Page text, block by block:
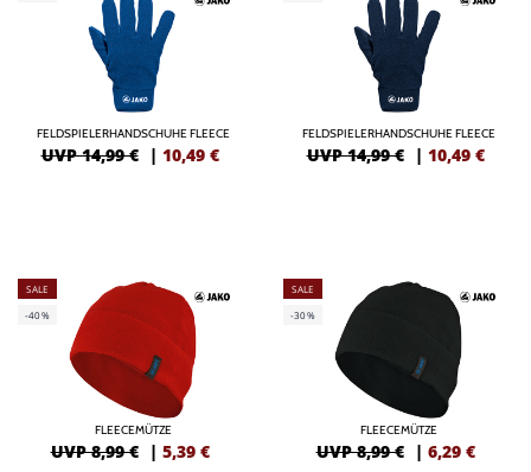
FELDSPIELERHANDSCHUHE FLEECE
UVP 14,99 € | 10,49 €
FELDSPIELERHANDSCHUHE FLEECE
UVP 14,99 € | 10,49 €
SALE
-40%
FLEECEMÜTZE
UVP 8,99 € | 5,39 €
SALE
-30%
FLEECEMÜTZE
UVP 8,99 € | 6,29 €